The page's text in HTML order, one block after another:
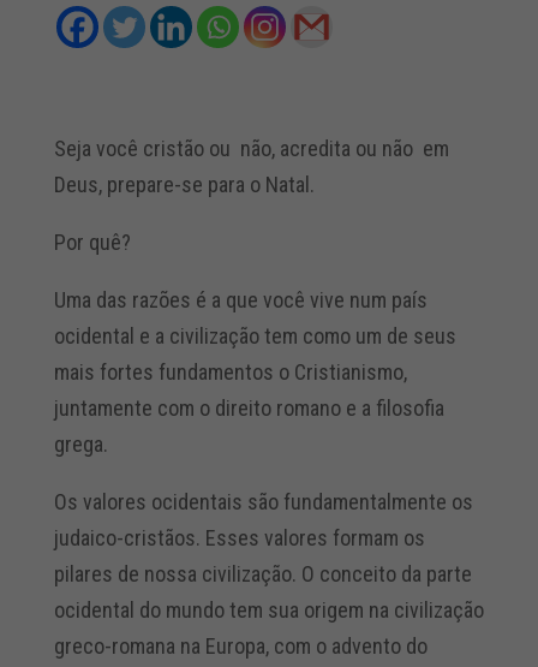
Seja você cristão ou não, acredita ou não em
Deus, prepare-se para o Natal.
Por quê?
Uma das razões é a que você vive num país
ocidental e a civilização tem como um de seus
mais fortes fundamentos o Cristianismo,
juntamente com o direito romano e a filosofia
grega.
Os valores ocidentais são fundamentalmente os
judaico-cristãos. Esses valores formam os
pilares de nossa civilização. O conceito da parte
ocidental do mundo tem sua origem na civilização
greco-romana na Europa, com o advento do